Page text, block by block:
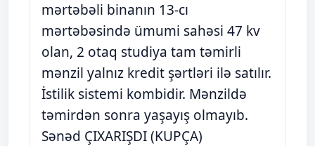
mərtəbəli binanın 13-cı
mərtəbəsində ümumi sahəsi 47 kv
olan, 2 otaq studiya tam təmirli
mənzil yalnız kredit şərtləri ilə satılır.
İstilik sistemi kombidir. Mənzildə
təmirdən sonra yaşayış olmayıb.
Sənəd ÇIXARIŞDI (KUPÇA)